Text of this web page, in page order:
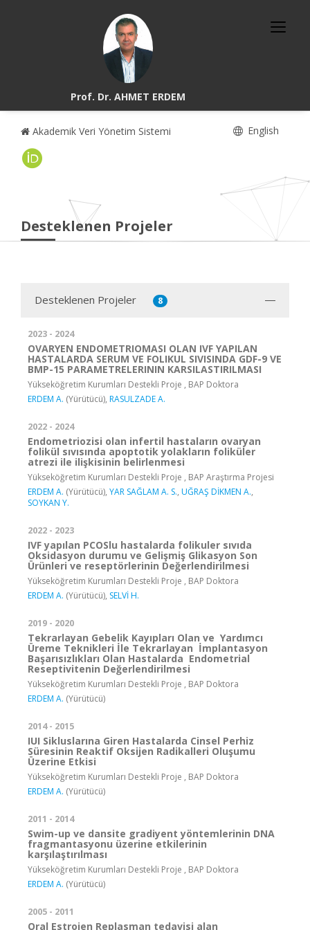
Prof. Dr. AHMET ERDEM
Akademik Veri Yönetim Sistemi English
Desteklenen Projeler
Desteklenen Projeler 8
2023 - 2024
OVARYEN ENDOMETRIOMASI OLAN IVF YAPILAN
HASTALARDA SERUM VE FOLIKUL SIVISINDA GDF-9 VE
BMP-15 PARAMETRELERININ KARSILASTIRILMASI
Yükseköğretim Kurumları Destekli Proje , BAP Doktora
ERDEM A. (Yürütücü), RASULZADE A.
2022 - 2024
Endometriozisi olan infertil hastaların ovaryan
folikül sıvısında apoptotik yolakların foliküler
atrezi ile ilişkisinin belirlenmesi
Yükseköğretim Kurumları Destekli Proje , BAP Araştırma Projesi
ERDEM A. (Yürütücü), YAR SAĞLAM A. S., UĞRAŞ DİKMEN A.,
SOYKAN Y.
2022 - 2023
IVF yapılan PCOSlu hastalarda folikuler sıvıda
Oksidasyon durumu ve Gelişmiş Glikasyon Son
Ürünleri ve reseptörlerinin Değerlendirilmesi
Yükseköğretim Kurumları Destekli Proje , BAP Doktora
ERDEM A. (Yürütücü), SELVİ H.
2019 - 2020
Tekrarlayan Gebelik Kayıpları Olan ve Yardımcı
Üreme Teknikleri İle Tekrarlayan İmplantasyon
Başarısızlıkları Olan Hastalarda Endometrial
Reseptivitenin Değerlendirilmesi
Yükseköğretim Kurumları Destekli Proje , BAP Doktora
ERDEM A. (Yürütücü)
2014 - 2015
IUI Sikluslarına Giren Hastalarda Cinsel Perhiz
Süresinin Reaktif Oksijen Radikalleri Oluşumu
Üzerine Etkisi
Yükseköğretim Kurumları Destekli Proje , BAP Doktora
ERDEM A. (Yürütücü)
2011 - 2014
Swim-up ve dansite gradiyent yöntemlerinin DNA
fragmantasyonu üzerine etkilerinin
karşılaştırılması
Yükseköğretim Kurumları Destekli Proje , BAP Doktora
ERDEM A. (Yürütücü)
2005 - 2011
Oral Estrojen Replasman tedavisi alan